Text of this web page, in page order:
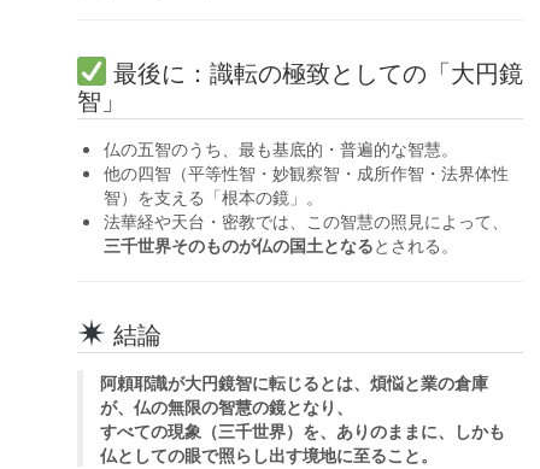
最後に：識転の極致としての「大円鏡
智」
仏の五智のうち、最も基底的・普遍的な智慧。
他の四智（平等性智・妙観察智・成所作智・法界体性
智）を支える「根本の鏡」。
法華経や天台・密教では、この智慧の照見によって、
三千世界そのものが仏の国土となるとされる。
結論
阿頼耶識が大円鏡智に転じるとは、煩悩と業の倉庫
が、仏の無限の智慧の鏡となり、
すべての現象（三千世界）を、ありのままに、しかも
仏としての眼で照らし出す境地に至ること。